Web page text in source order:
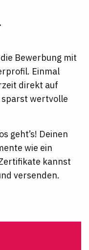
Bewerbung mit
Einmal
direkt auf
sparst wertvolle
geht’s! Deinen
wie ein
kannst
versenden.